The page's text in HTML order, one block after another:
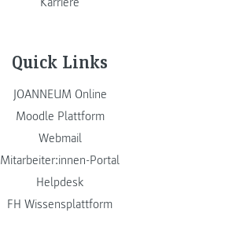
Quick Links
JOANNEUM Online
Moodle Plattform
Webmail
Mitarbeiter:innen-Portal
Helpdesk
FH Wissensplattform